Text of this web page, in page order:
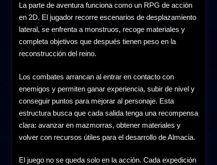
La parte de aventura funciona como un RPG de acción
en 2D. El jugador recorre escenarios de desplazamiento
lateral, se enfrenta a monstruos, recoge materiales y
completa objetivos que después tienen peso en la
reconstrucción del reino.
Los combates arrancan al entrar en contacto con
enemigos y permiten ganar experiencia, subir de nivel y
conseguir puntos para mejorar al personaje. Esta
estructura busca que cada salida tenga una recompensa
clara: avanzar en mazmorras, obtener materiales y
volver con recursos útiles para el desarrollo de Almacia.
El juego no se queda solo en la acción. Cada expedición